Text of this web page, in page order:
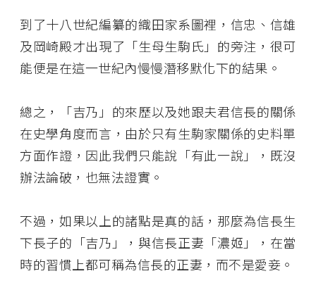
到了十八世紀編纂的織田家系圖裡，信忠、信雄
及岡崎殿才出現了「生母生駒氏」的旁注，很可
能便是在這一世紀內慢慢潛移默化下的結果。
總之，「吉乃」的來歷以及她跟夫君信長的關係
在史學角度而言，由於只有生駒家關係的史料單
方面作證，因此我們只能說「有此一說」，既沒
辦法論破，也無法證實。
不過，如果以上的諸點是真的話，那麼為信長生
下長子的「吉乃」，與信長正妻「濃姬」，在當
時的習慣上都可稱為信長的正妻，而不是愛妾。